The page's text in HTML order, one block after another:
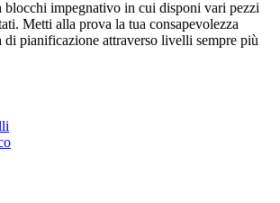
blocchi impegnativo in cui disponi vari pezzi
Metti alla prova la tua consapevolezza
di pianificazione attraverso livelli sempre più